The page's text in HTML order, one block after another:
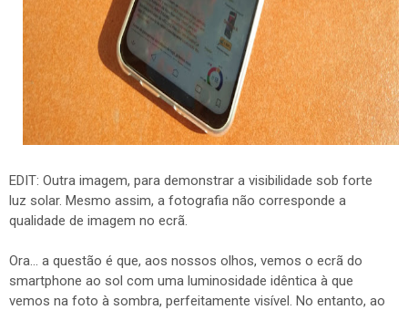
EDIT: Outra imagem, para demonstrar a visibilidade sob forte
luz solar. Mesmo assim, a fotografia não corresponde a
qualidade de imagem no ecrã.
Ora... a questão é que, aos nossos olhos, vemos o ecrã do
smartphone ao sol com uma luminosidade idêntica à que
vemos na foto à sombra, perfeitamente visível. No entanto, ao